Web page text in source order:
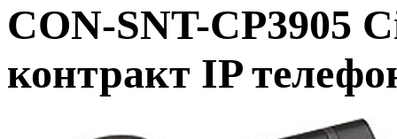
CON-SNT-CP3905
контракт IP